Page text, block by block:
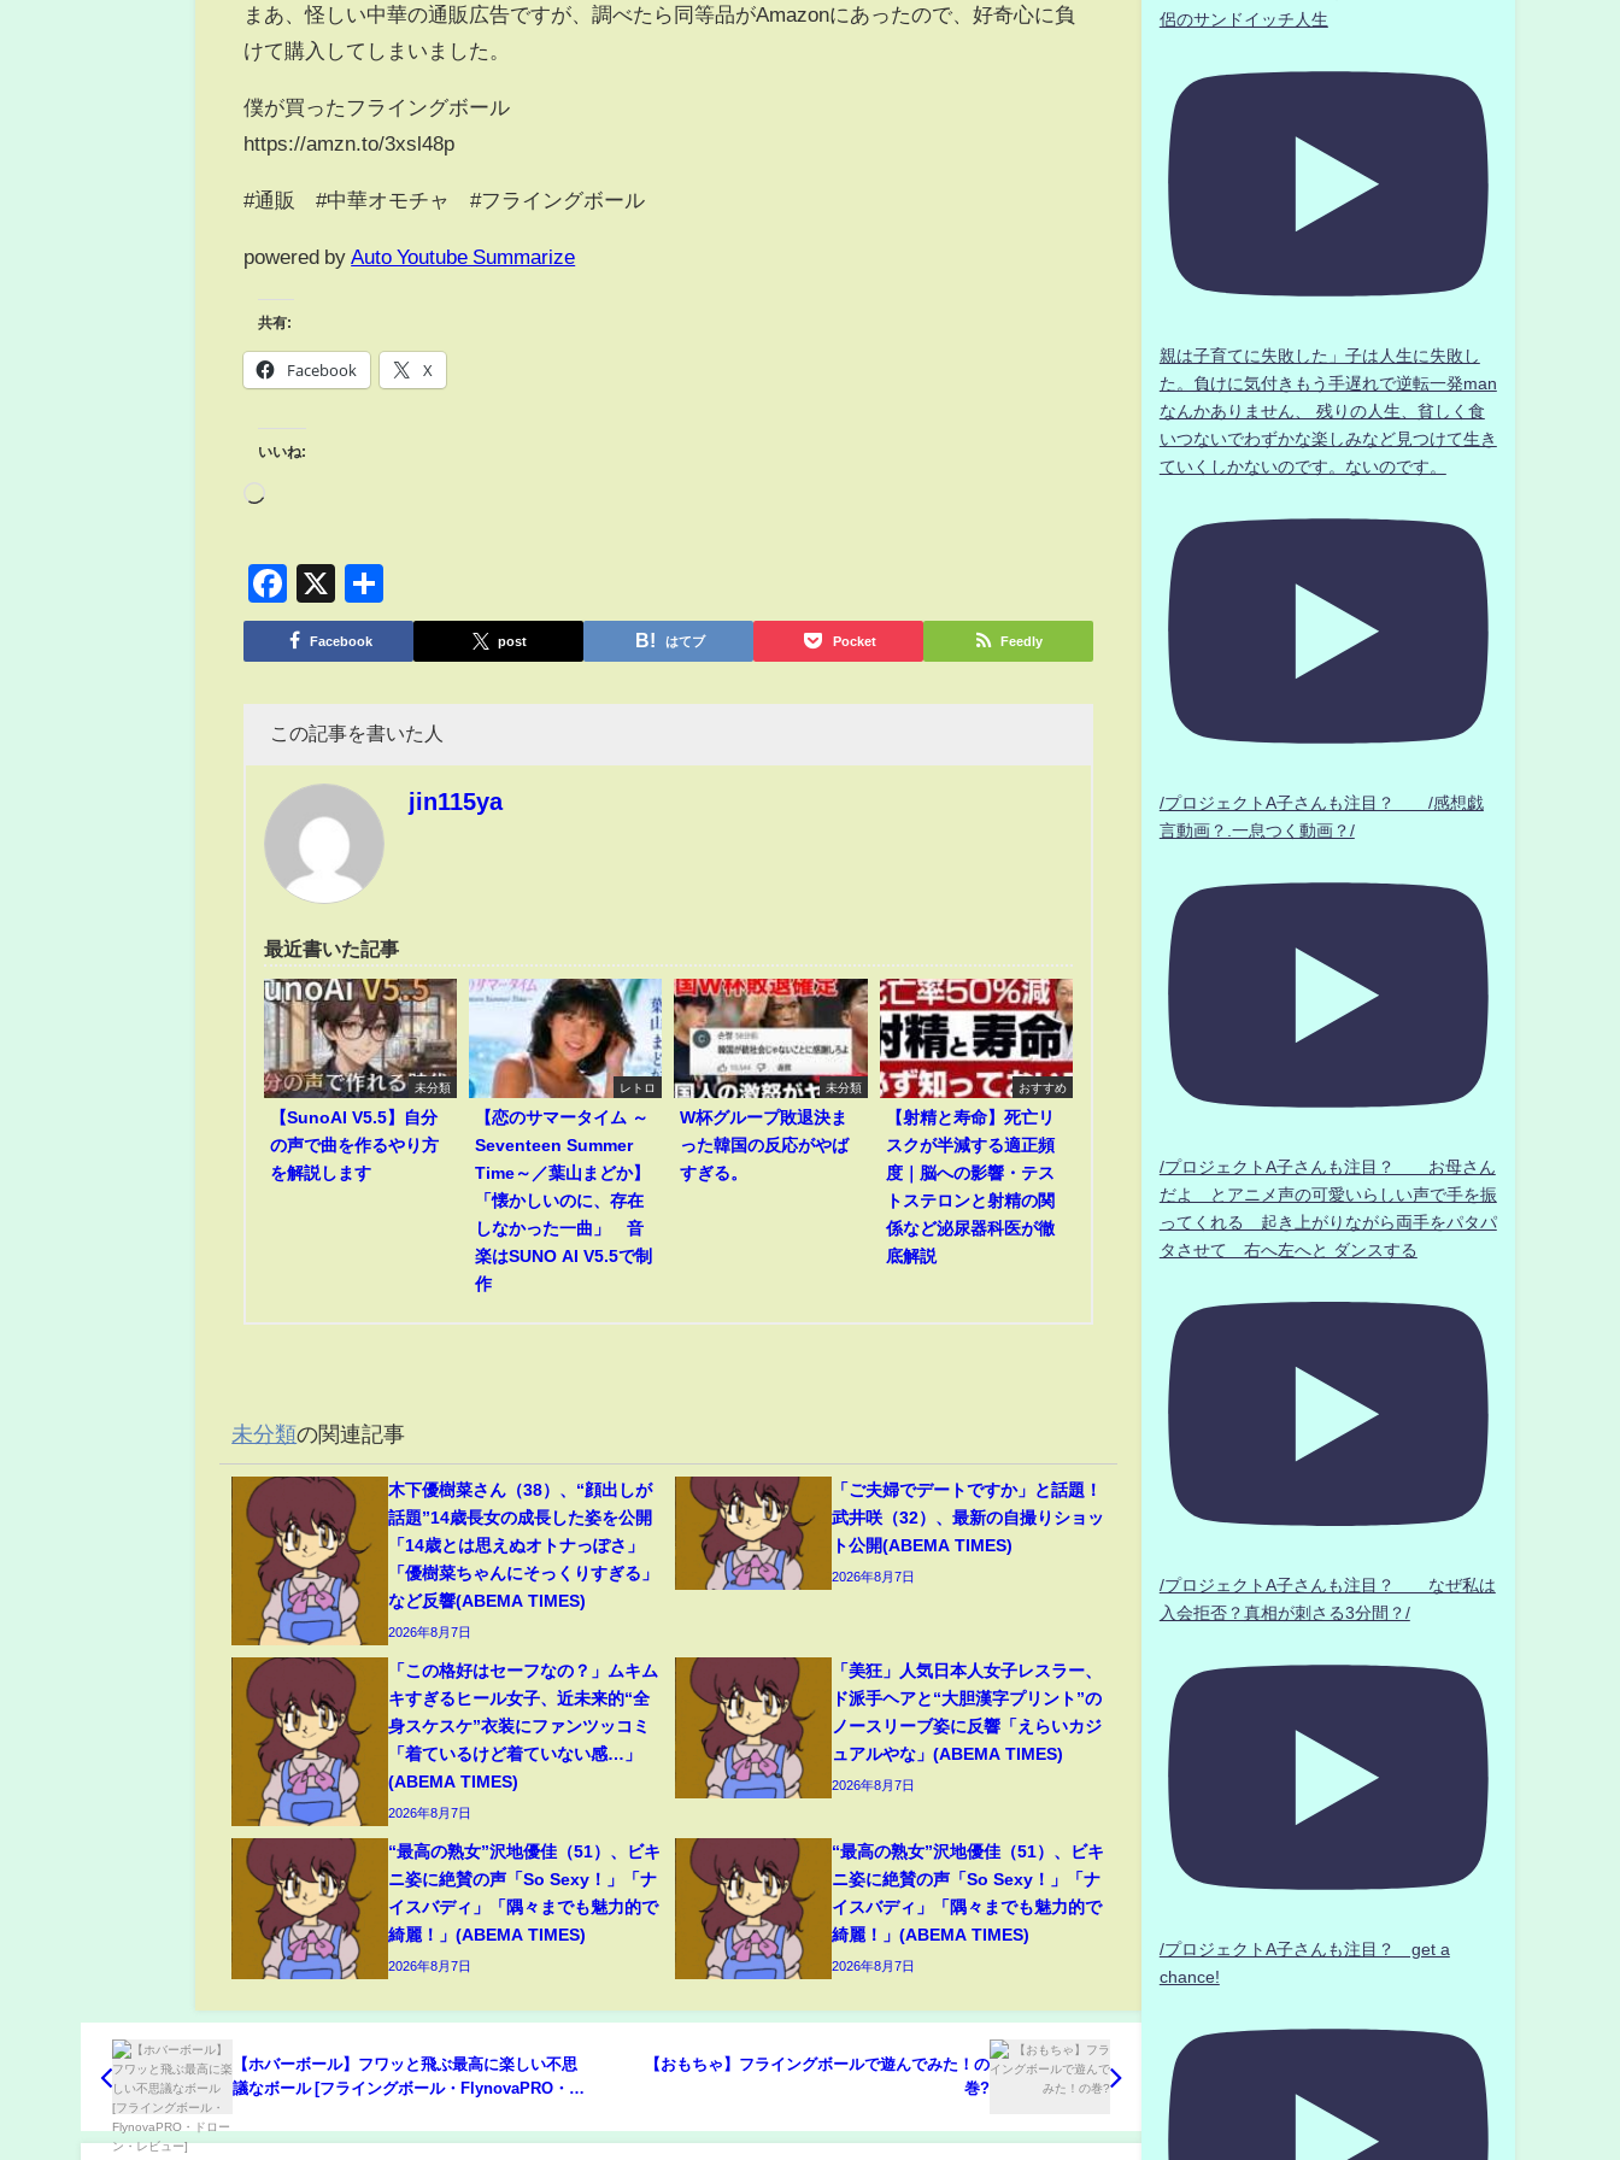
まあ、怪しい中華の通販広告ですが、調べたら同等品がAmazonにあったので、好奇心に負
けて購入してしまいました。
僕が買ったフライングボール
https://amzn.to/3xsl48p
#通販 #中華オモチャ #フライングボール
powered by Auto Youtube Summarize
共有:
Facebook X
いいね:
Facebook
X
有
Facebook post はてブ Pocket Feedly
この記事を書いた人
jin115ya
最近書いた記事
未分類
【SunoAI V5.5】自分
の声で曲を作るやり方
を解説します
レトロ
【恋のサマータイム ～
Seventeen Summer
Time～／葉山まどか】
「懐かしいのに、存在
しなかった一曲」 音
楽はSUNO AI V5.5で制
作
未分類
W杯グループ敗退決ま
った韓国の反応がやば
すぎる。
おすすめ
【射精と寿命】死亡リ
スクが半減する適正頻
度｜脳への影響・テス
トステロンと射精の関
係など泌尿器科医が徹
底解説
未分類の関連記事
木下優樹菜さん（38）、“顔出しが
話題”14歳長女の成長した姿を公開
「14歳とは思えぬオトナっぽさ」
「優樹菜ちゃんにそっくりすぎる」
など反響(ABEMA TIMES)
2026年8月7日
「ご夫婦でデートですか」と話題！
武井咲（32）、最新の自撮りショッ
ト公開(ABEMA TIMES)
2026年8月7日
「この格好はセーフなの？」ムキム
キすぎるヒール女子、近未来的“全
身スケスケ”衣装にファンツッコミ
「着ているけど着ていない感…」
(ABEMA TIMES)
2026年8月7日
「美狂」人気日本人女子レスラー、
ド派手ヘアと“大胆漢字プリント”の
ノースリーブ姿に反響「えらいカジ
ュアルやな」(ABEMA TIMES)
2026年8月7日
“最高の熟女”沢地優佳（51）、ビキ
ニ姿に絶賛の声「So Sexy！」「ナ
イスバディ」「隅々までも魅力的で
綺麗！」(ABEMA TIMES)
2026年8月7日
“最高の熟女”沢地優佳（51）、ビキ
ニ姿に絶賛の声「So Sexy！」「ナ
イスバディ」「隅々までも魅力的で
綺麗！」(ABEMA TIMES)
2026年8月7日
【ホバーボール】フワッと飛ぶ最高に楽しい不思
議なボール [フライングボール・FlynovaPRO・ド
【おもちゃ】フライングボールで遊んでみた！の
巻?
侶のサンドイッチ人生
親は子育てに失敗した」子は人生に失敗し
た。負けに気付きもう手遅れで逆転一発man
なんかありません、 残りの人生、貧しく食
いつないでわずかな楽しみなど見つけて生き
ていくしかないのです。ないのです。
/プロジェクトA子さんも注目？ /感想戯
言動画？.一息つく動画？/
/プロジェクトA子さんも注目？ お母さん
だよ とアニメ声の可愛いらしい声で手を振
ってくれる 起き上がりながら両手をパタパ
タさせて 右へ左へと ダンスする
/プロジェクトA子さんも注目？ なぜ私は
入会拒否？真相が刺さる3分間？/
/プロジェクトA子さんも注目？ get a
chance!